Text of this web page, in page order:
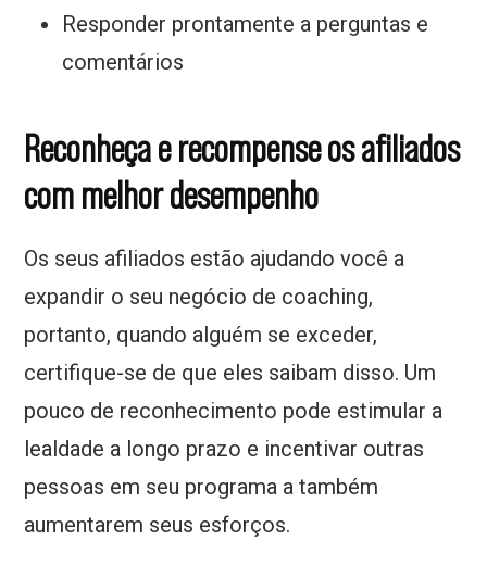
Responder prontamente a perguntas e
comentários
Reconheça e recompense os afiliados
com melhor desempenho
Os seus afiliados estão ajudando você a
expandir o seu negócio de coaching,
portanto, quando alguém se exceder,
certifique-se de que eles saibam disso. Um
pouco de reconhecimento pode estimular a
lealdade a longo prazo e incentivar outras
pessoas em seu programa a também
aumentarem seus esforços.